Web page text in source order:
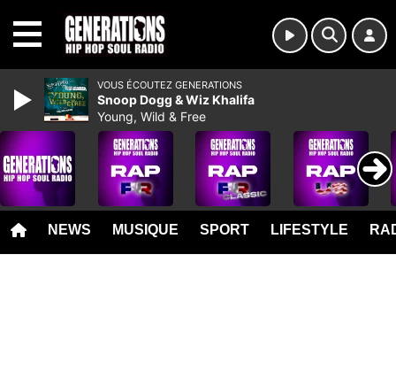
NEWS MUSIQUE SPORT LIFESTYLE
VOUS ÉCOUTEZ GENERATIONS
Snoop Dogg & Wiz Khalifa
Young, Wild & Free